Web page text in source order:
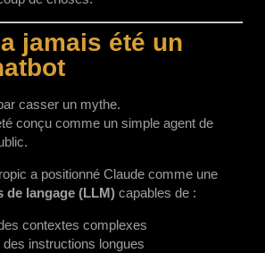
jamais été un
casser un mythe.
conçu comme un simple agent de
a positionné Claude comme une
de langage (LLM) capables de :
contextes complexes
instructions longues